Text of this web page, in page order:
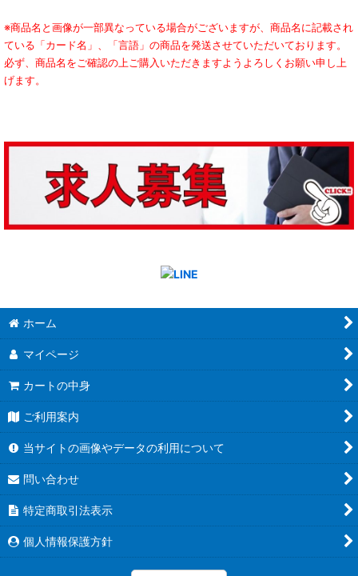
※商品名と画像が一部異なっている場合がございますが、商品名に記載され
ている「カード名」、「言語」の商品を発送させていただいております。
必ず、商品名をご確認の上ご購入いただきますようよろしくお願い申し上
げます。
ホーム
マイページ
カートの中身
ご利用案内
当サイトの画像やデータの利用について
問い合わせ
特定商取引法表示
個人情報保護方針